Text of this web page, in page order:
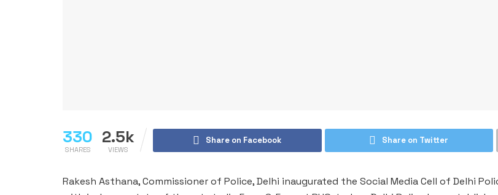
330
SHARES
2.5k
VIEWS
Share on Facebook Share on Twitter
Rakesh Asthana, Commissioner of Police, Delhi inaugurated the Social Media Cell of Delhi